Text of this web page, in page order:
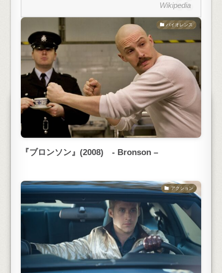
Wikipedia
バイオレンス
『ブロンソン』(2008) - Bronson –
アクション